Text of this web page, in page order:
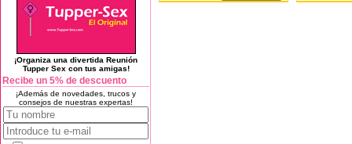
¡Organiza una divertida Reunión
Tupper Sex con tus amigas!
Recibe un 5% de descuento
¡Además de novedades, trucos y
consejos de nuestras expertas!